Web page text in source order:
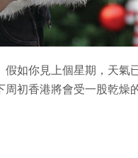
如你見上個星期，天氣
初香港將會受一股乾燥